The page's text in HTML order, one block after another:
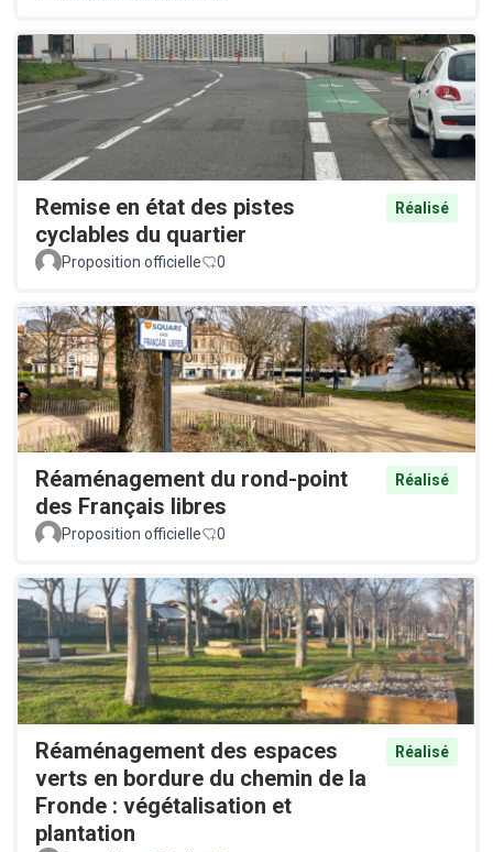
Remise en état des pistes
cyclables du quartier
Réalisé
Proposition officielle 0
Réaménagement du rond-point
des Français libres
Réalisé
Proposition officielle 0
Réaménagement des espaces
verts en bordure du chemin de la
Fronde : végétalisation et
plantation
Réalisé